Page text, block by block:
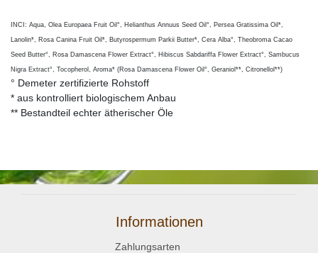
INCI: Aqua, Olea Europaea Fruit Oil°, Helianthus Annuus Seed Oil°, Persea Gratissima Oil*,
Lanolin*, Rosa Canina Fruit Oil*, Butyrospermum Parkii Butter*, Cera Alba°, Theobroma Cacao
Seed Butter°, Rosa Damascena Flower Extract°, Hibiscus Sabdariffa Flower Extract°, Sambucus
Nigra Extract°, Tocopherol, Aroma* (Rosa Damascena Flower Oil°, Geraniol**, Citronellol**)
° Demeter zertifizierte Rohstoff
* aus kontrolliert biologischem Anbau
** Bestandteil echter ätherischer Öle
Informationen
Zahlungsarten